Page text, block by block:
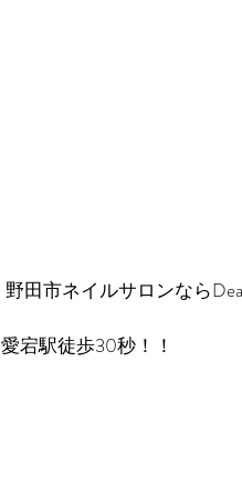
野田市ネイルサロンなら
愛宕駅徒歩30秒！！